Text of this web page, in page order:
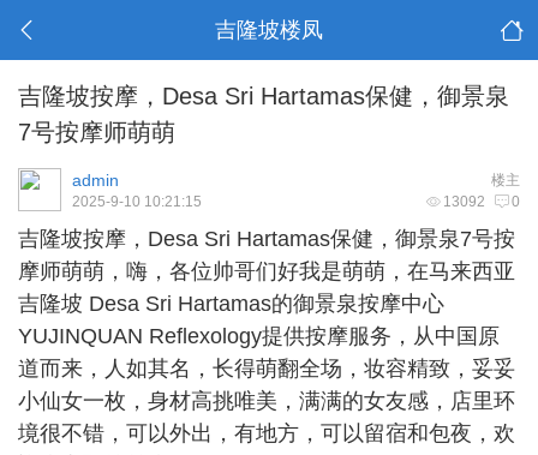
吉隆坡楼凤
吉隆坡按摩，Desa Sri Hartamas保健，御景泉
7号按摩师萌萌
楼主
admin
13092 0
2025-9-10 10:21:15
吉隆坡按摩 ，Desa Sri Hartamas保健，御景泉7号按
摩师萌萌，嗨，各位帅哥们好我是萌萌，在马来西亚
吉隆坡 Desa Sri Hartamas的御景泉按摩中心
YUJINQUAN Reflexology提供按摩服务，从中国原
道而来，人如其名，长得萌翻全场，妆容精致，妥妥
小仙女一枚，身材高挑唯美，满满的女友感，店里环
境很不错，可以外出，有地方，可以留宿和包夜，欢